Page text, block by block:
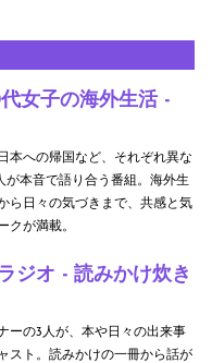
女子の海外生活 -
本への帰国など、それぞれ異な
が本音で語り合う番組。海外生
ら日々の気づきまで、共感と気
クが満載。
ジオ - 読みかけ炊き
ーの3人が、本や日々の出来事
スト。読みかけの一冊から話が